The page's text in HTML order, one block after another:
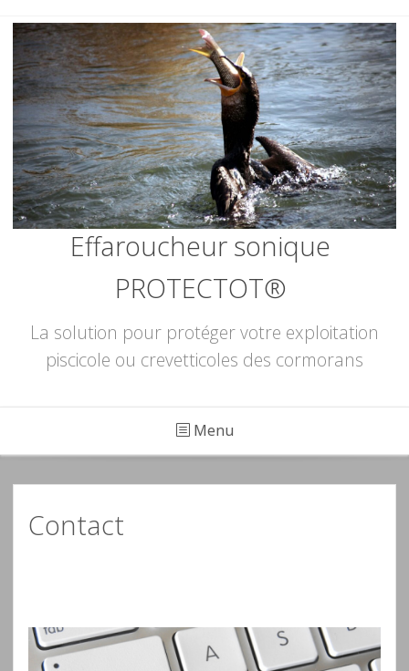
content
Effaroucheur sonique
PROTECTOT®
La solution pour protéger votre exploitation
piscicole ou crevetticoles des cormorans
Menu
Contact